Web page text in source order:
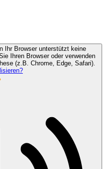
Ihr Browser unterstützt keine
Ihren Browser oder verwenden
(z.B. Chrome, Edge, Safari).